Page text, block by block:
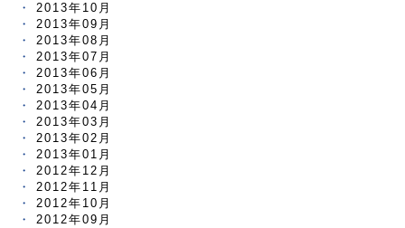
2013年10月
2013年09月
2013年08月
2013年07月
2013年06月
2013年05月
2013年04月
2013年03月
2013年02月
2013年01月
2012年12月
2012年11月
2012年10月
2012年09月